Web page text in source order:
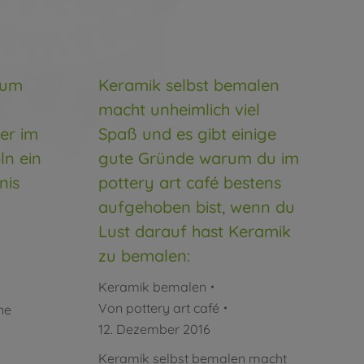
im
ein
Keramik selbst bemalen
macht unheimlich viel
Spaß und es gibt einige
gute Gründe warum du im
pottery art café bestens
aufgehoben bist, wenn du
Lust darauf hast Keramik
zu bemalen:
Keramik bemalen
Von pottery art café
12. Dezember 2016
Keramik selbst bemalen macht